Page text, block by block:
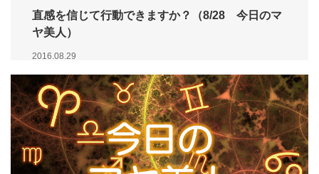
直感を信じて行動できますか？（8/28 今日のマ
ヤ美人）
2016.08.29